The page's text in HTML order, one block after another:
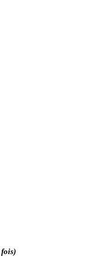
fois)